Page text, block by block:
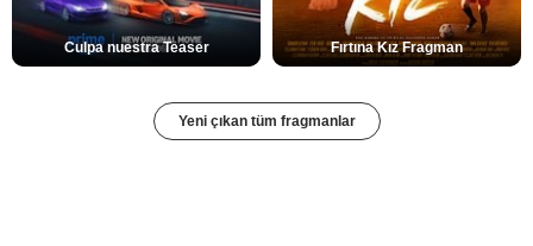
Culpa nuestra Teaser Fırtına Kız Fragman
Yeni çıkan tüm fragmanlar